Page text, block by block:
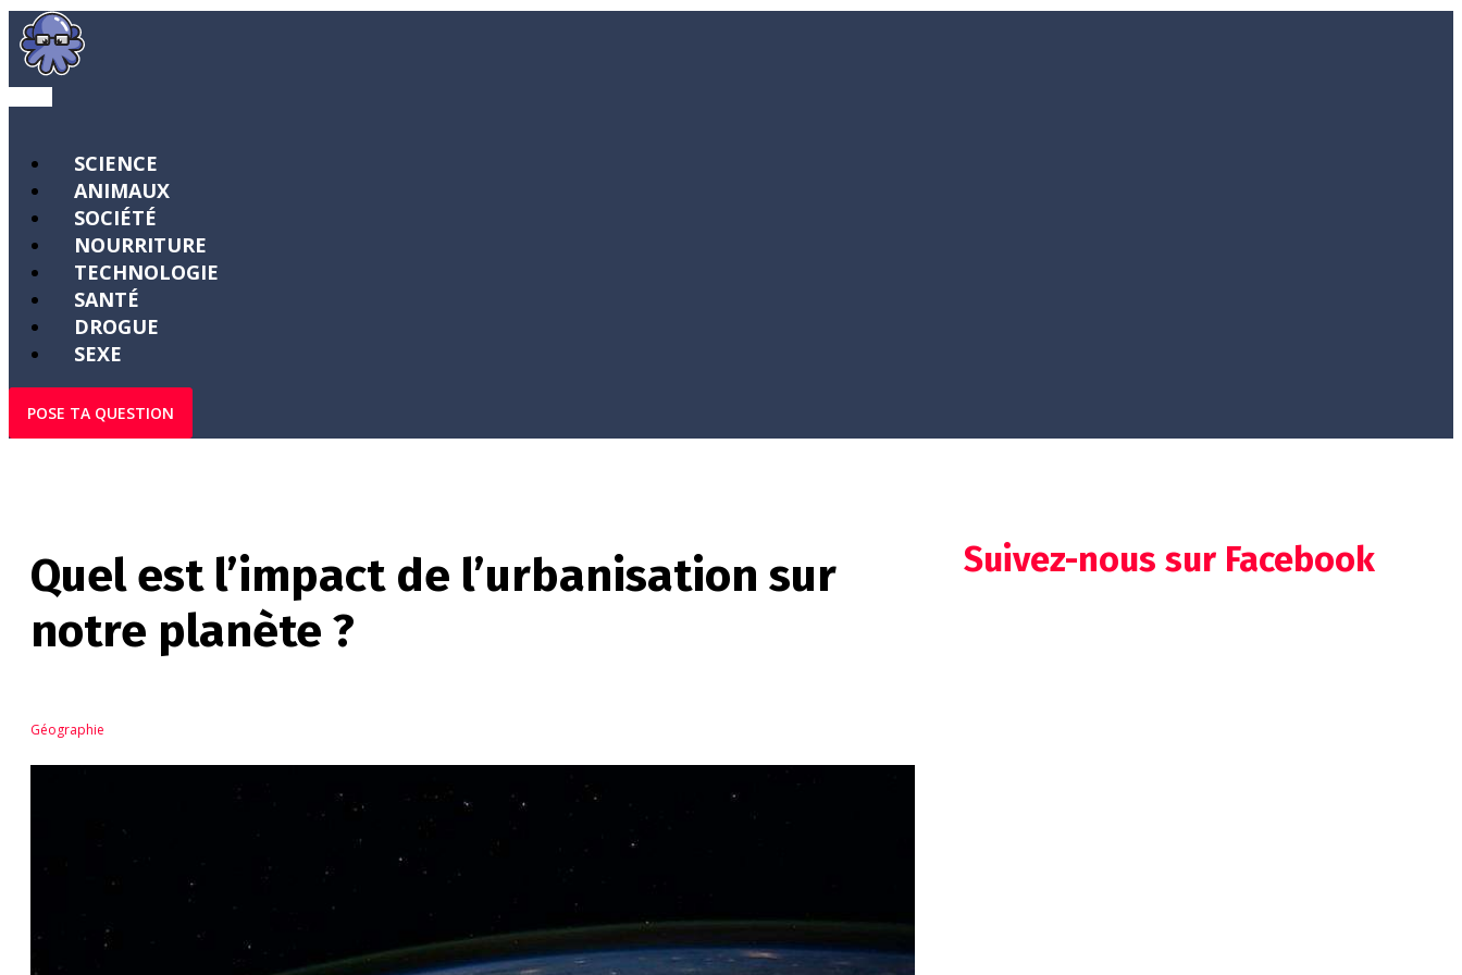
SCIENCE
ANIMAUX
SOCIÉTÉ
NOURRITURE
TECHNOLOGIE
SANTÉ
DROGUE
SEXE
POSE TA QUESTION
Quel est l’impact de l’urbanisation sur
notre planète ?
Géographie
Suivez-nous sur Facebook